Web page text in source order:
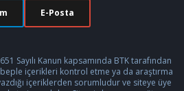
E-Posta
Sayılı Kanun kapsamında BTK tarafından
içerikleri kontrol etme ya da araştırma
içeriklerden sorumludur ve siteye üye